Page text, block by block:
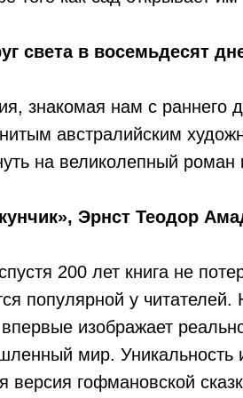
света в восемьдесят
знакомая нам с раннего
австралийским
на великолепный
Эрнст Теодор
200 лет книга не
популярной у
изображает
мир. Уникальность
версия гофмановской